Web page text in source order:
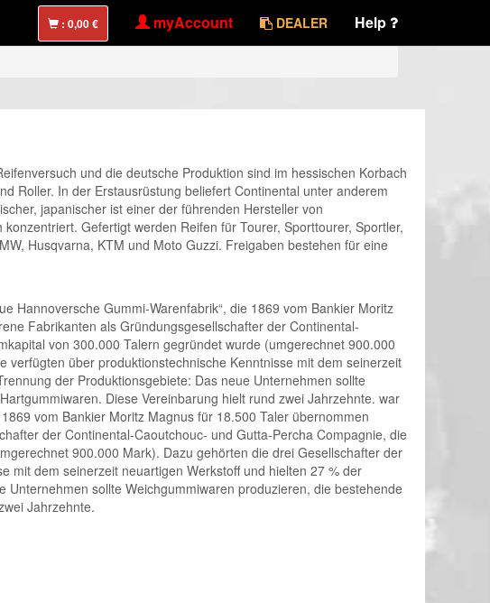
: myAccount DEALER Help
und die deutsche Produktion sind im hessischen Korbach
Roller. In der Erstausrüstung beliefert Continental unter anderem
japanischer ist einer der führenden Hersteller von
Gefertigt werden Reifen für Tourer, Sporttourer, Sportler,
Husqvarna, KTM und Moto Guzzi. Freigaben bestehen für eine
Hannoversche Gummi-Warenfabrik“, die 1869 vom Bankier Moritz
Fabrikanten als Gründungsgesellschafter der Continental-
von 300.000 Talern gegründet wurde (umgerechnet 900.000
verfügten über produktionstechnische Kenntnisse mit dem seinerzeit
der Produktionsgebiete: Das neue Unternehmen sollte
Diese Vereinbarung hielt rund zwei Jahrzehnte. war
vom Bankier Moritz Magnus für 18.500 Taler übernommen
der Continental-Caoutchouc- und Gutta-Percha Compagnie, die
900.000 Mark). Dazu gehörten die drei Gesellschafter der
mit dem seinerzeit neuartigen Werkstoff und hielten 27 % der
sollte Weichgummiwaren produzieren, die bestehende
Jahrzehnte.